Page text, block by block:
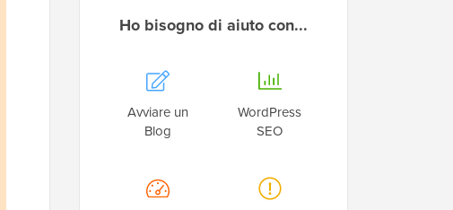
Ho bisogno di aiuto con...
Avviare un
Blog
WordPress
SEO